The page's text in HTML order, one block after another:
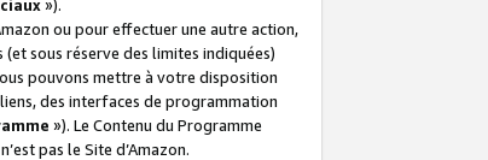
»).
ou pour effectuer une autre action,
sous réserve des limites indiquées)
pouvons mettre à votre disposition
des interfaces de programmation
»). Le Contenu du Programme
pas le Site d’Amazon.